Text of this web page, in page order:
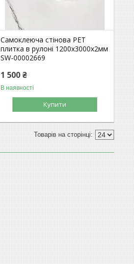
Самоклеюча стінова PET
плитка в рулоні 1200х3000х2мм
SW-00002669
1 500 ₴
В наявності
Купити